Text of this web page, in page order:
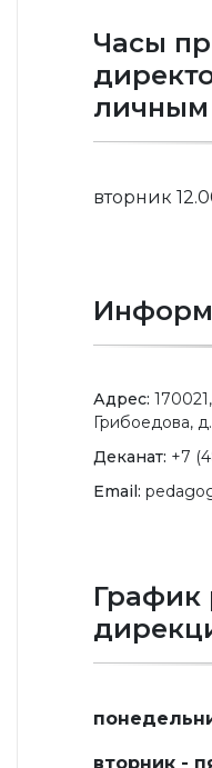
Часы
личным
вторник
Адрес:
Грибоедова,
Деканат: +7
Email:
График
вторник -